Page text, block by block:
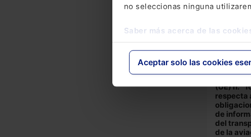
no seleccionas ninguna
Saber más acerca de las
Aceptar solo las cookies
del
Consejo,
2024,
los
80/2009,
(UE) n.°
respecta
de
del
de la